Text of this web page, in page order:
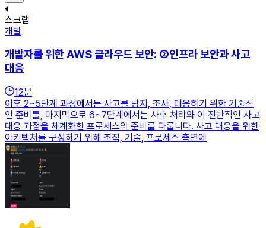
스크랩
개발
개발자를 위한 AWS 클라우드 보안: ③인프라 보안과 사고
대응
12분
이후 2~5단계 과정에서는 사고를 탐지, 조사, 대응하기 위한 기술적
인 준비를, 마지막으로 6~7단계에서는 사후 처리와 이 전반적인 사고
대응 과정을 체계화한 프로세스의 준비를 다룹니다. 사고 대응을 위한
아키텍처를 구성하기 위해 조직, 기술, 프로세스 측면에